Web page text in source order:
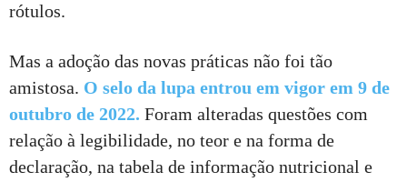
rótulos.
Mas a adoção das novas práticas não foi tão
amistosa. O selo da lupa entrou em vigor em 9 de
outubro de 2022. Foram alteradas questões com
relação à legibilidade, no teor e na forma de
declaração, na tabela de informação nutricional e